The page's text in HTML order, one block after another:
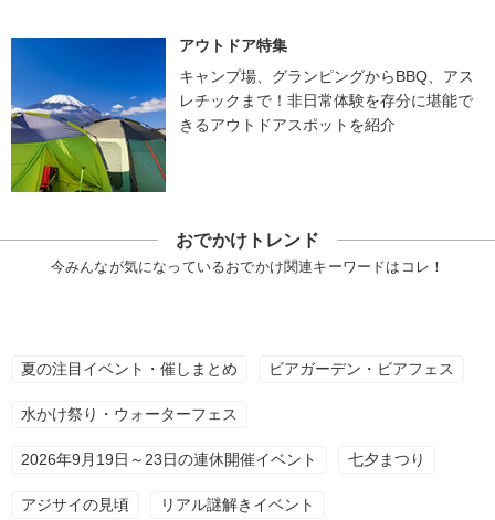
アウトドア特集
キャンプ場、グランピングからBBQ、アス
レチックまで！非日常体験を存分に堪能で
きるアウトドアスポットを紹介
おでかけトレンド
今みんなが気になっているおでかけ関連キーワードはコレ！
夏の注目イベント・催しまとめ ビアガーデン・ビアフェス
水かけ祭り・ウォーターフェス
2026年9月19日～23日の連休開催イベント 七夕まつり
アジサイの見頃 リアル謎解きイベント